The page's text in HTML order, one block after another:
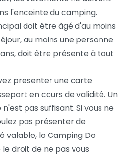
l'enceinte du camping.
doit être âgé d'au moins
au moins une personne
ans, doit être présente à tout
présenter une carte
en cours de validité. Un
pas suffisant. Si vous ne
pas présenter de
valable, le Camping De
droit de ne pas vous